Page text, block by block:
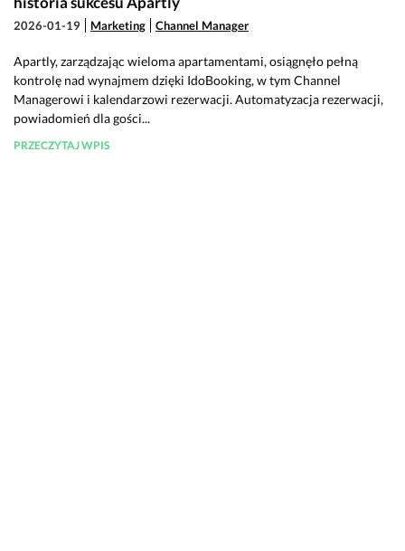
2026-01-19 Marketing Channel Manager
Apartly, zarządzając wieloma apartamentami, osiągnęło pełną
kontrolę nad wynajmem dzięki IdoBooking, w tym Channel
Managerowi i kalendarzowi rezerwacji. Automatyzacja rezerwacji,
powiadomień dla gości...
PRZECZYTAJ WPIS